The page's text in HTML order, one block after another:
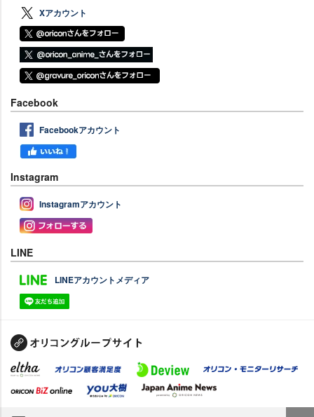
Xアカウント
Facebook
Facebookアカウント
Instagram
Instagramアカウント
LINE
LINEアカウントメディア